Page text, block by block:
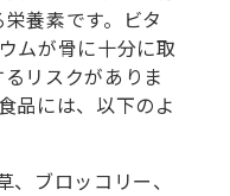
養素です。ビタ
ムが骨に十分に取
リスクがありま
品には、以下のよ
、ブロッコリー、